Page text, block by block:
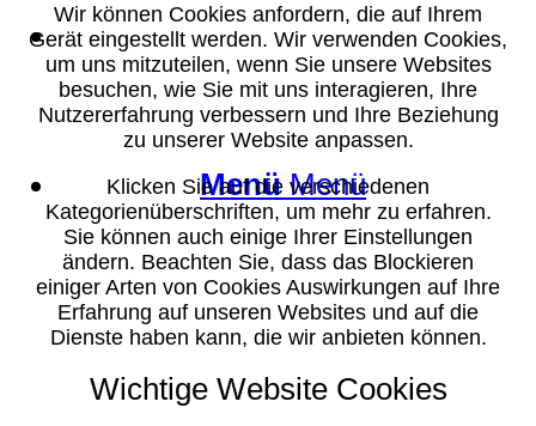
Suche
Menü Menü
Wir können Cookies anfordern, die auf Ihrem
Gerät eingestellt werden. Wir verwenden Cookies,
um uns mitzuteilen, wenn Sie unsere Websites
besuchen, wie Sie mit uns interagieren, Ihre
Nutzererfahrung verbessern und Ihre Beziehung
zu unserer Website anpassen.
Klicken Sie auf die verschiedenen
Kategorienüberschriften, um mehr zu erfahren.
Sie können auch einige Ihrer Einstellungen
ändern. Beachten Sie, dass das Blockieren
einiger Arten von Cookies Auswirkungen auf Ihre
Erfahrung auf unseren Websites und auf die
Dienste haben kann, die wir anbieten können.
Wichtige Website Cookies